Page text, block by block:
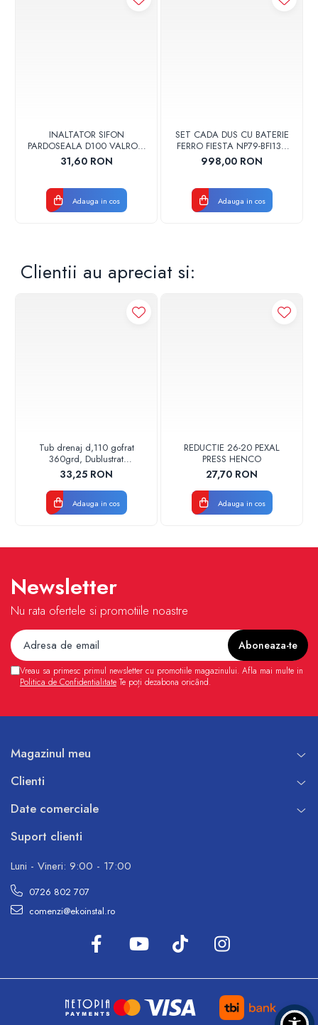
INALTATOR SIFON
PARDOSEALA D100 VALROM
17001900004
31,60 RON
Adauga in cos
SET CADA DUS CU BATERIE
FERRO FIESTA NP79-BFI13U
CROM
998,00 RON
Adauga in cos
Clientii au apreciat si:
Tub drenaj d,110 gofrat
360grd, Dublustrat
verde/negru 110152 Drainkit
33,25 RON
Adauga in cos
REDUCTIE 26-20 PEXAL
PRESS HENCO
27,70 RON
Adauga in cos
Newsletter
Nu rata ofertele si promotiile noastre
Vreau sa primesc primul newsletter cu promotiile magazinului. Afla mai multe in
Politica de Confidentialitate Te poți dezabona oricând.
Magazinul meu
Clienti
Date comerciale
Suport clienti
Luni - Vineri: 9:00 - 17:00
0726 802 707
comenzi@ekoinstal.ro